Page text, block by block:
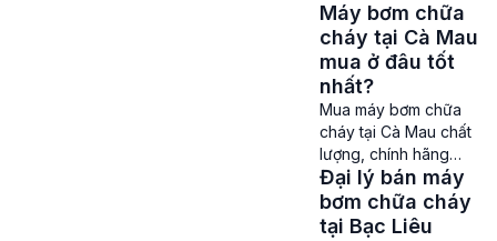
sạn nhà nghỉ để làm
gì? Điều này không
[…]
giá máy bơm chữa
cháy diesel
Hyundai – Hiện nay
trong hệ thống Phòng
cháy chữa cháy
không thể thiếu các
sản phẩm máy bơm
chữa cháy, đây là
thiết bị vô cùng quan
trọng đóng vai trò
cung cấp lượng nước
Máy bơm chữa
cháy tại Cà Mau
mua ở đâu tốt
nhất?
Mua máy bơm chữa
cháy tại Cà Mau chất
lượng, chính hãng
Máy bơm chữa cháy
tại Cà Mau – Cháy nổ
và hoả hoạn có thể
Đại lý bán máy
bơm chữa cháy
tại Bạc Liêu